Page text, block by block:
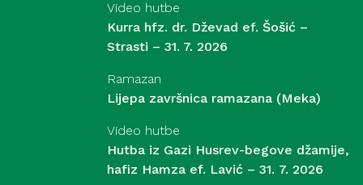
Video hutbe
Kurra hfz. dr. Dževad ef. Šošić –
Strasti – 31. 7. 2026
Ramazan
Lijepa završnica ramazana (Meka)
Video hutbe
Hutba iz Gazi Husrev-begove džamije,
hafiz Hamza ef. Lavić – 31. 7. 2026